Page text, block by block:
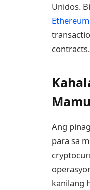
Unidos.
Ethereum
contracts.
Ang
para sa
kanilang